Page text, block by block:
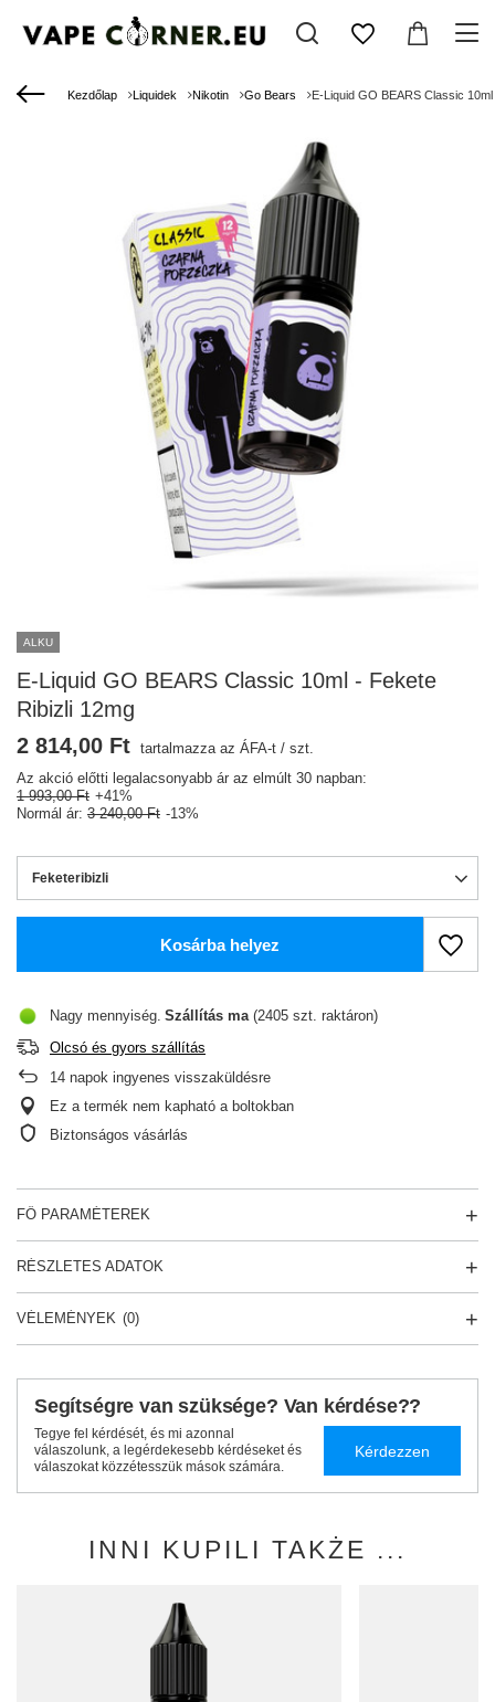
Kezdőlap Liquidek Nikotin Go Bears E-Liquid GO BEARS Classic
ALKU
E-Liquid GO BEARS Classic 10ml - Fekete
Ribizli 12mg
Feketeribizli
2 814,00 Ft tartalmazza az ÁFA-t / szt.
Az akció előtti legalacsonyabb ár az elmúlt 30 napban:
1 993,00 Ft +41%
Normál ár: 3 240,00 Ft -13%
Kosárba helyez
Nagy mennyiség Szállítás ma(2405 szt. raktáron)
Olcsó és gyors szállítás
14 napok ingyenes visszaküldésre
Ez a termék nem kapható a boltokban
Biztonságos vásárlás
FŐ PARAMÉTEREK
RÉSZLETES ADATOK
VÉLEMÉNYEK (0)
Segítségre van szüksége? Van kérdése??
Tegye fel kérdését, és mi azonnal
válaszolunk, a legérdekesebb kérdéseket és
válaszokat közzétesszük mások számára.
Kérdezzen
INNI KUPILI TAKŻE ...